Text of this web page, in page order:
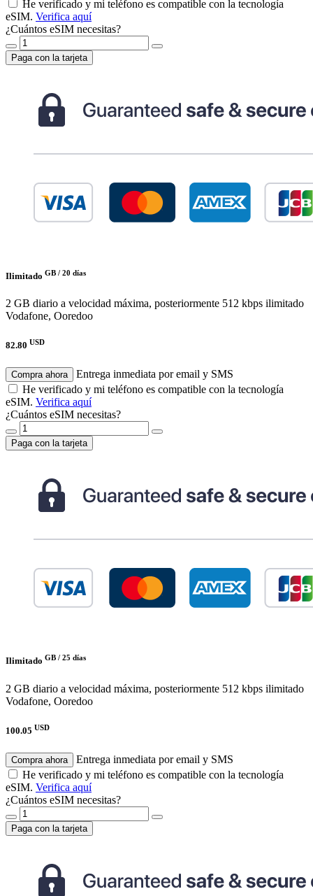
He verificado y mi teléfono es compatible con la tecnología
eSIM. Verifica aquí
¿Cuántos eSIM necesitas?
Paga con la tarjeta
Ilimitado GB / 20 días
2 GB diario a velocidad máxima, posteriormente 512 kbps ilimitado
Vodafone, Ooredoo
82.80 USD
Compra ahora
Entrega inmediata por email y SMS
He verificado y mi teléfono es compatible con la tecnología
eSIM. Verifica aquí
¿Cuántos eSIM necesitas?
Paga con la tarjeta
Ilimitado GB / 25 días
2 GB diario a velocidad máxima, posteriormente 512 kbps ilimitado
Vodafone, Ooredoo
100.05 USD
Compra ahora
Entrega inmediata por email y SMS
He verificado y mi teléfono es compatible con la tecnología
eSIM. Verifica aquí
¿Cuántos eSIM necesitas?
Paga con la tarjeta